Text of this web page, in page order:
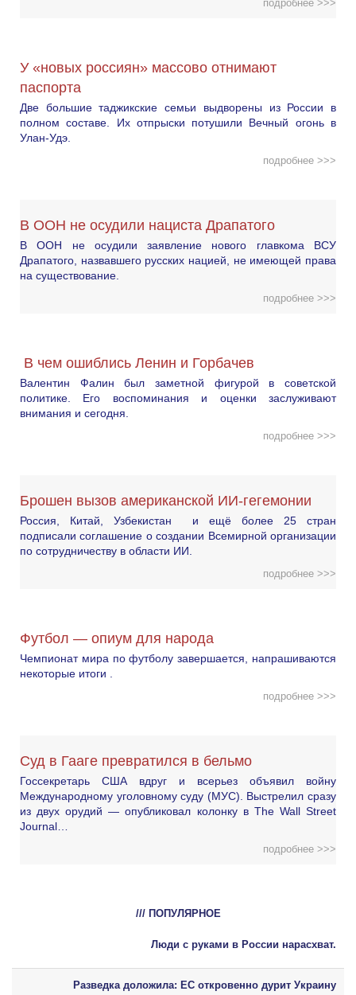
подробнее >>>
У «новых россиян» массово отнимают
паспорта
Две большие таджикские семьи выдворены из России в
полном составе. Их отпрыски потушили Вечный огонь в
Улан-Удэ.
подробнее >>>
В ООН не осудили нациста Драпатого
В ООН не осудили заявление нового главкома ВСУ
Драпатого, назвавшего русских нацией, не имеющей права
на существование.
подробнее >>>
В чем ошиблись Ленин и Горбачев
Валентин Фалин был заметной фигурой в советской
политике. Его воспоминания и оценки заслуживают
внимания и сегодня.
подробнее >>>
Брошен вызов американской ИИ-гегемонии
Россия, Китай, Узбекистан и ещё более 25 стран
подписали соглашение о создании Всемирной организации
по сотрудничеству в области ИИ.
подробнее >>>
Футбол — опиум для народа
Чемпионат мира по футболу завершается, напрашиваются
некоторые итоги .
подробнее >>>
Суд в Гааге превратился в бельмо
Госсекретарь США вдруг и всерьез объявил войну
Международному уголовному суду (МУС). Выстрелил сразу
из двух орудий — опубликовал колонку в The Wall Street
Journal…
подробнее >>>
/// ПОПУЛЯРНОЕ
Люди с руками в России нарасхват.
Разведка доложила: ЕС откровенно дурит Украину